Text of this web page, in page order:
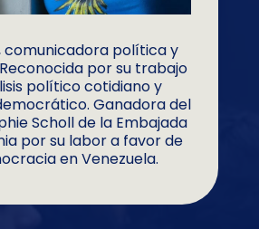
comunicadora política y
por su trabajo
político cotidiano y
Ganadora del
Scholl de la Embajada
por su labor a favor de
en Venezuela.